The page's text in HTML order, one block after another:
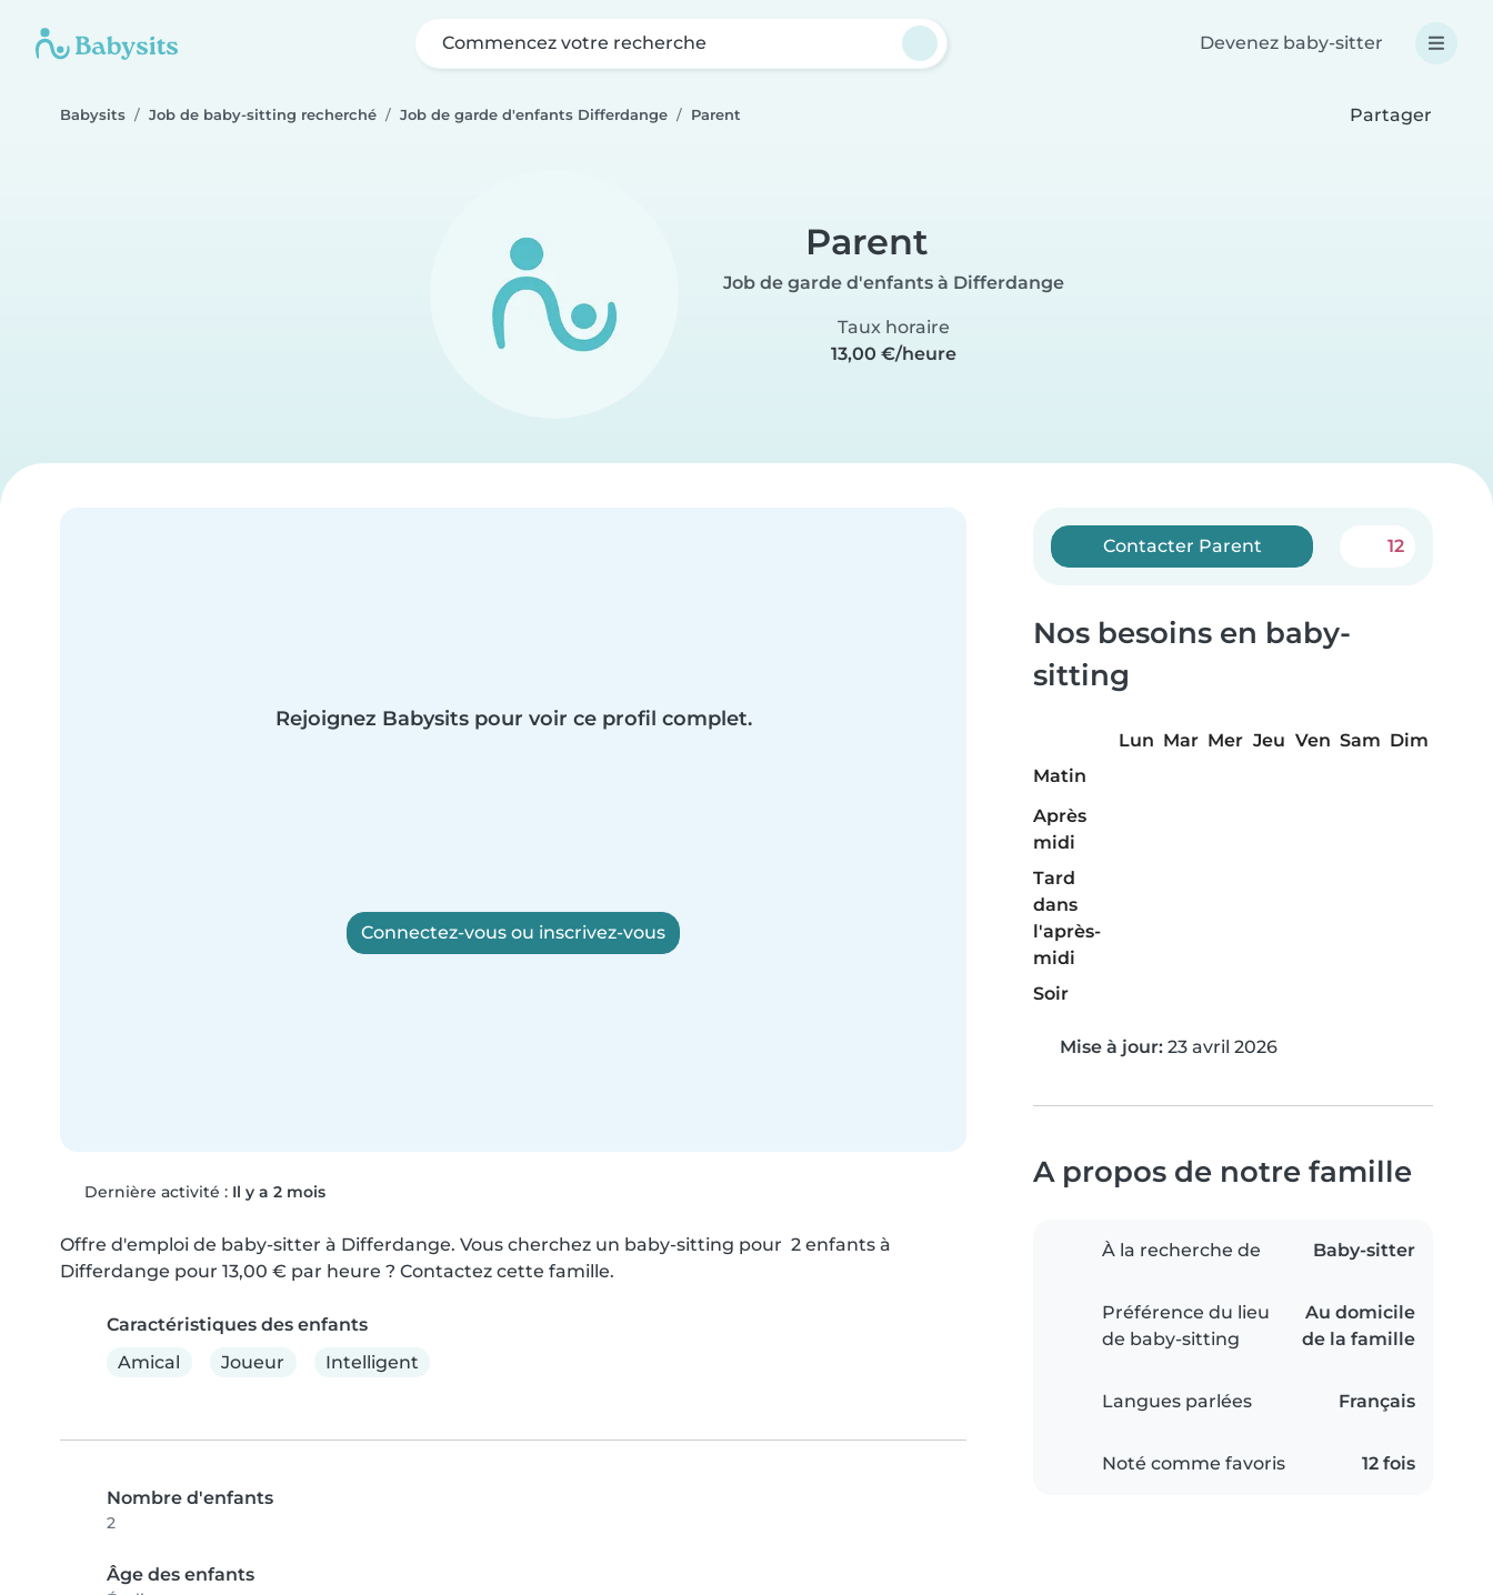
Commencez votre recherche Devenez baby-sitter
Babysits Job de baby-sitting recherché Job de garde d'enfants Differdange Parent Partager
Parent
Job de garde d'enfants à Differdange
Taux horaire
13,00 €/heure
Rejoignez Babysits pour voir ce profil complet.
Connectez-vous ou inscrivez-vous
Dernière activité : Il y a 2 mois
Offre d'emploi de baby-sitter à Differdange. Vous cherchez un baby-sitting pour  2 enfants à
Differdange pour 13,00 € par heure ? Contactez cette famille.
Caractéristiques des enfants
Amical
Joueur Intelligent
Nombre d'enfants
2
Âge des enfants
Contacter Parent 12
Nos besoins en baby-
sitting
Lun Mar Mer Jeu Ven Sam Dim
Matin
Après
midi
Tard
dans
l'après-
midi
Soir
Mise à jour: 23 avril 2026
A propos de notre famille
À la recherche de Baby-sitter
Préférence du lieu
de baby-sitting
Au domicile
de la famille
Langues parlées Français
Noté comme favoris 12 fois